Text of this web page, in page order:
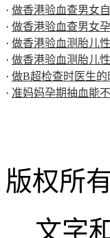
· 做香港验血查男女
· 做香港验血查男女
· 做香港验血测胎儿
· 做香港验血测胎儿
· 做B超检查时医生
· 准妈妈孕期抽血能
版权所
文字